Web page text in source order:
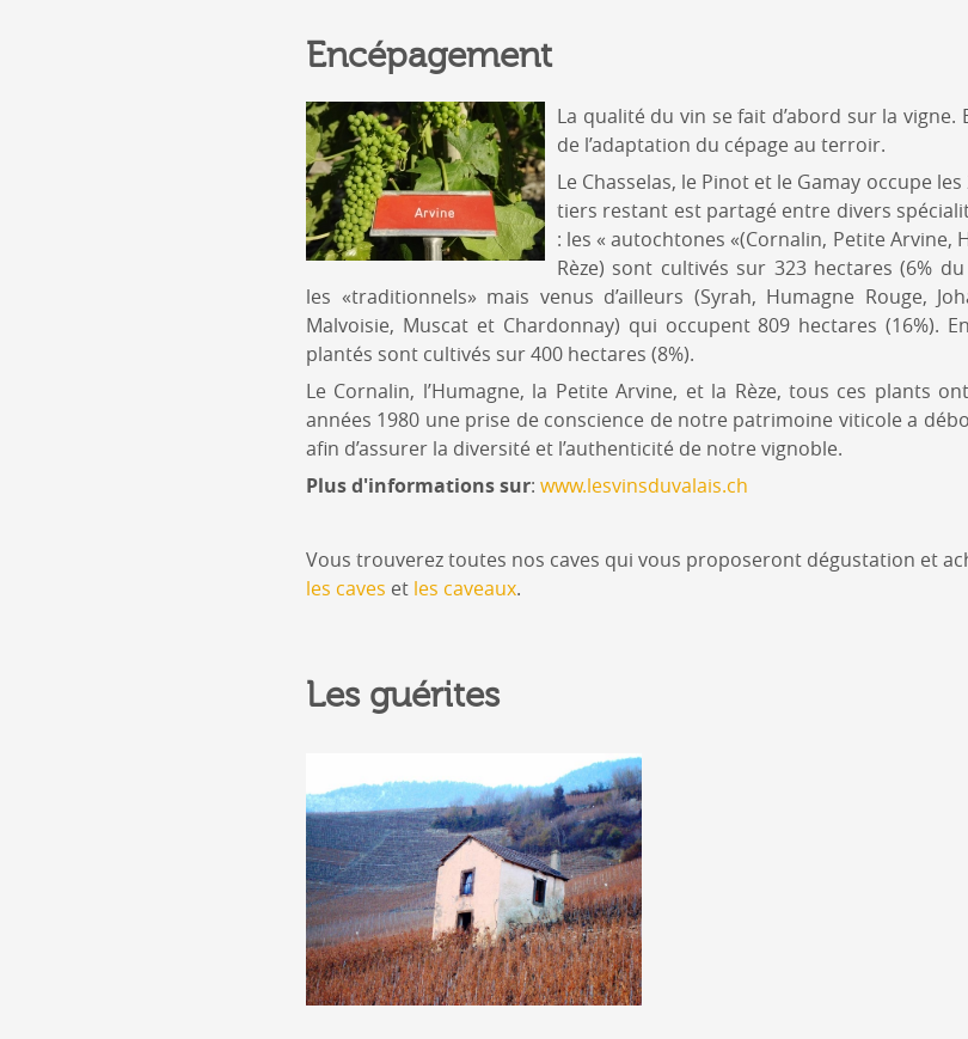
Encépagement
La qualité du vin se fait d’abord sur la
de l’adaptation du cépage au terroir.
Le Chasselas, le Pinot et le Gamay occupe
tiers restant est partagé entre divers
: les « autochtones «(Cornalin, Petite Arvine,
Rèze) sont cultivés sur 323 hectares (6%
les «traditionnels» mais venus d’ailleurs (Syrah, Humagne Rouge,
Malvoisie, Muscat et Chardonnay) qui occupent 809 hectares (16%).
plantés sont cultivés sur 400 hectares (8%).
Le Cornalin, l’Humagne, la Petite Arvine, et la Rèze, tous ces plants
années 1980 une prise de conscience de notre patrimoine viticole a
afin d’assurer la diversité et l’authenticité de notre vignoble.
Plus d'informations sur: www.lesvinsduvalais.ch
Vous trouverez toutes nos caves qui vous proposeront dégustation et
les caves et les caveaux.
Les guérites